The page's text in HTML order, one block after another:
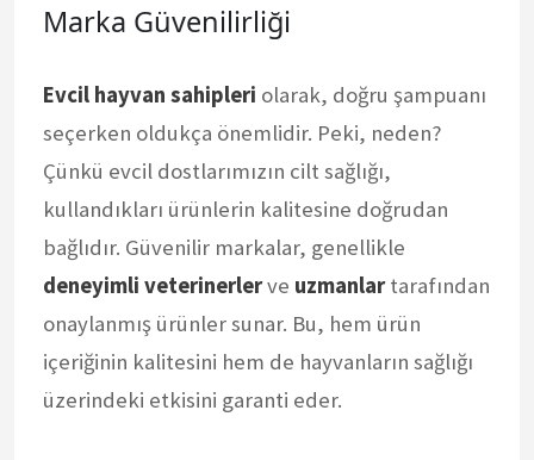
Marka Güvenilirliği
Evcil hayvan sahipleri olarak, doğru şampuanı
seçerken oldukça önemlidir. Peki, neden?
Çünkü evcil dostlarımızın cilt sağlığı,
kullandıkları ürünlerin kalitesine doğrudan
bağlıdır. Güvenilir markalar, genellikle
deneyimli veterinerlerve uzmanlartarafından
onaylanmış ürünler sunar. Bu, hem ürün
içeriğinin kalitesini hem de hayvanların sağlığı
üzerindeki etkisini garanti eder.